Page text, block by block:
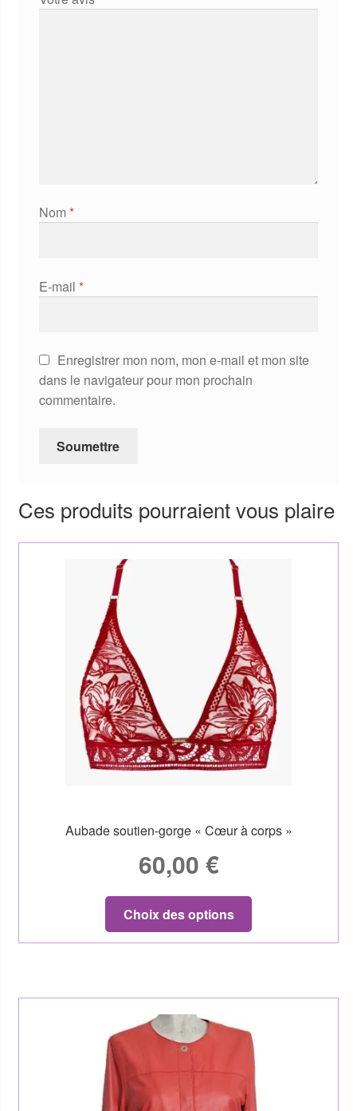
Nom *
E-mail *
Enregistrer mon nom, mon e-mail et mon site
dans le navigateur pour mon prochain
commentaire.
Ces produits pourraient vous plaire
Aubade soutien-gorge « Cœur à corps »
60,00 €
Choix des options